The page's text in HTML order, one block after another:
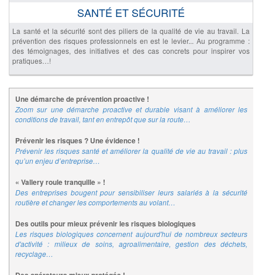
SANTÉ ET SÉCURITÉ
La santé et la sécurité sont des piliers de la qualité de vie au travail. La
prévention des risques professionnels en est le levier... Au programme :
des témoignages, des initiatives et des cas concrets pour inspirer vos
pratiques…!
Une démarche de prévention proactive !
Zoom sur une démarche proactive et durable visant à améliorer les
conditions de travail, tant en entrepôt que sur la route…
Prévenir les risques ? Une évidence !
Prévenir les risques santé et améliorer la qualité de vie au travail : plus
qu’un enjeu d’entreprise…
« Vallery roule tranquille » !
Des entreprises bougent pour sensibiliser leurs salariés à la sécurité
routière et changer les comportements au volant…
Des outils pour mieux prévenir les risques biologiques
Les risques biologiques concernent aujourd'hui de nombreux secteurs
d'activité : milieux de soins, agroalimentaire, gestion des déchets,
recyclage…